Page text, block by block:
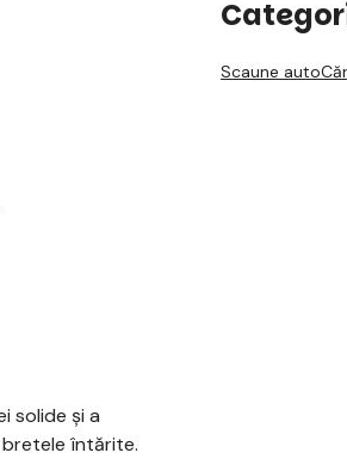
solide și a
întărite.
Scaune auto